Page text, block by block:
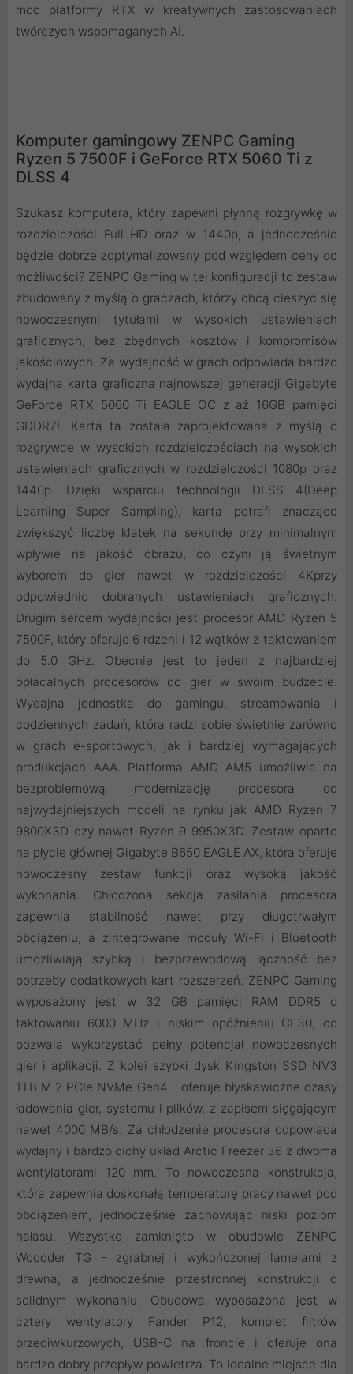
moc platformy RTX w kreatywnych zastosowaniach
twórczych wspomaganych AI.
Komputer gamingowy ZENPC Gaming
Ryzen 5 7500F i GeForce RTX 5060 Ti z
DLSS 4
Szukasz komputera, który zapewni płynną rozgrywkę w
rozdzielczości Full HD oraz w 1440p, a jednocześnie
będzie dobrze zoptymalizowany pod względem ceny do
możliwości? ZENPC Gaming w tej konfiguracji to zestaw
zbudowany z myślą o graczach, którzy chcą cieszyć się
nowoczesnymi tytułami w wysokich ustawieniach
graficznych, bez zbędnych kosztów i kompromisów
jakościowych. Za wydajność w grach odpowiada bardzo
wydajna karta graficzna najnowszej generacji Gigabyte
GeForce RTX 5060 Ti EAGLE OC z aż 16GB pamięci
GDDR7!. Karta ta została zaprojektowana z myślą o
rozgrywce w wysokich rozdzielczościach na wysokich
ustawieniach graficznych w rozdzielczości 1080p oraz
1440p. Dzięki wsparciu technologii DLSS 4(Deep
Learning Super Sampling), karta potrafi znacząco
zwiększyć liczbę klatek na sekundę przy minimalnym
wpływie na jakość obrazu, co czyni ją świetnym
wyborem do gier nawet w rozdzielczości 4Kprzy
odpowiednio dobranych ustawieniach graficznych.
Drugim sercem wydajności jest procesor AMD Ryzen 5
7500F, który oferuje 6 rdzeni i 12 wątków z taktowaniem
do 5.0 GHz. Obecnie jest to jeden z najbardziej
opłacalnych procesorów do gier w swoim budżecie.
Wydajna jednostka do gamingu, streamowania i
codziennych zadań, która radzi sobie świetnie zarówno
w grach e-sportowych, jak i bardziej wymagających
produkcjach AAA. Platforma AMD AM5 umożliwia na
bezproblemową modernizację procesora do
najwydajniejszych modeli na rynku jak AMD Ryzen 7
9800X3D czy nawet Ryzen 9 9950X3D. Zestaw oparto
na płycie głównej Gigabyte B650 EAGLE AX, która oferuje
nowoczesny zestaw funkcji oraz wysoką jakość
wykonania. Chłodzona sekcja zasilania procesora
zapewnia stabilność nawet przy długotrwałym
obciążeniu, a zintegrowane moduły Wi-Fi i Bluetooth
umożliwiają szybką i bezprzewodową łączność bez
potrzeby dodatkowych kart rozszerzeń. ZENPC Gaming
wyposażony jest w 32 GB pamięci RAM DDR5 o
taktowaniu 6000 MHz i niskim opóźnieniu CL30, co
pozwala wykorzystać pełny potencjał nowoczesnych
gier i aplikacji. Z kolei szybki dysk Kingston SSD NV3
1TB M.2 PCIe NVMe Gen4 - oferuje błyskawiczne czasy
ładowania gier, systemu i plików, z zapisem sięgającym
nawet 4000 MB/s. Za chłodzenie procesora odpowiada
wydajny i bardzo cichy układ Arctic Freezer 36 z dwoma
wentylatorami 120 mm. To nowoczesna konstrukcja,
która zapewnia doskonałą temperaturę pracy nawet pod
obciążeniem, jednocześnie zachowując niski poziom
hałasu. Wszystko zamknięto w obudowie ZENPC
Woooder TG - zgrabnej i wykończonej lamelami z
drewna, a jednocześnie przestronnej konstrukcji o
solidnym wykonaniu. Obudowa wyposażona jest w
cztery wentylatory Fander P12, komplet filtrów
przeciwkurzowych, USB-C na froncie i oferuje ona
bardzo dobry przepływ powietrza. To idealne miejsce dla